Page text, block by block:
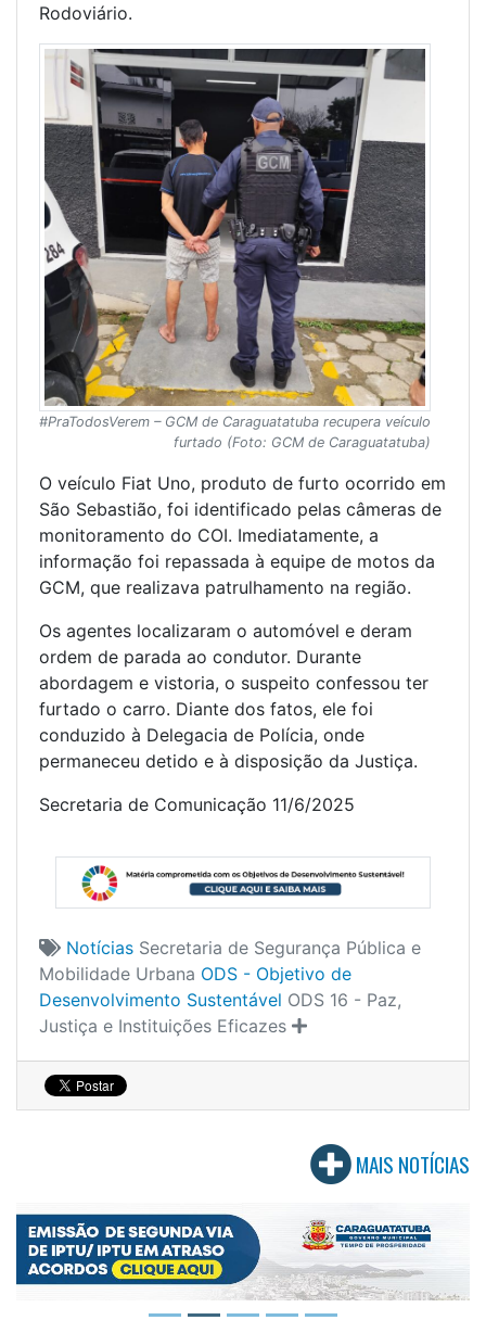
Rodoviário.
#PraTodosVerem – GCM de Caraguatatuba recupera veículo
furtado (Foto: GCM de Caraguatatuba)
O veículo Fiat Uno, produto de furto ocorrido em
São Sebastião, foi identificado pelas câmeras de
monitoramento do COI. Imediatamente, a
informação foi repassada à equipe de motos da
GCM, que realizava patrulhamento na região.
Os agentes localizaram o automóvel e deram
ordem de parada ao condutor. Durante
abordagem e vistoria, o suspeito confessou ter
furtado o carro. Diante dos fatos, ele foi
conduzido à Delegacia de Polícia, onde
permaneceu detido e à disposição da Justiça.
Secretaria de Comunicação 11/6/2025
Notícias Secretaria de Segurança Pública e
Mobilidade Urbana ODS - Objetivo de
Desenvolvimento Sustentável ODS 16 - Paz,
Justiça e Instituições Eficazes
MAIS NOTÍCIAS